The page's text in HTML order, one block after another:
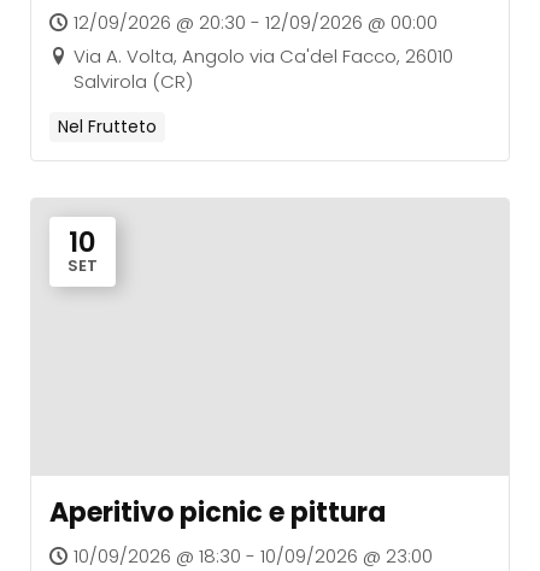
12/09/2026 @ 20:30 - 12/09/2026 @ 00:00
Via A. Volta, Angolo via Ca'del Facco, 26010
Salvirola (CR)
Nel Frutteto
10
SET
Aperitivo picnic e pittura
10/09/2026 @ 18:30 - 10/09/2026 @ 23:00